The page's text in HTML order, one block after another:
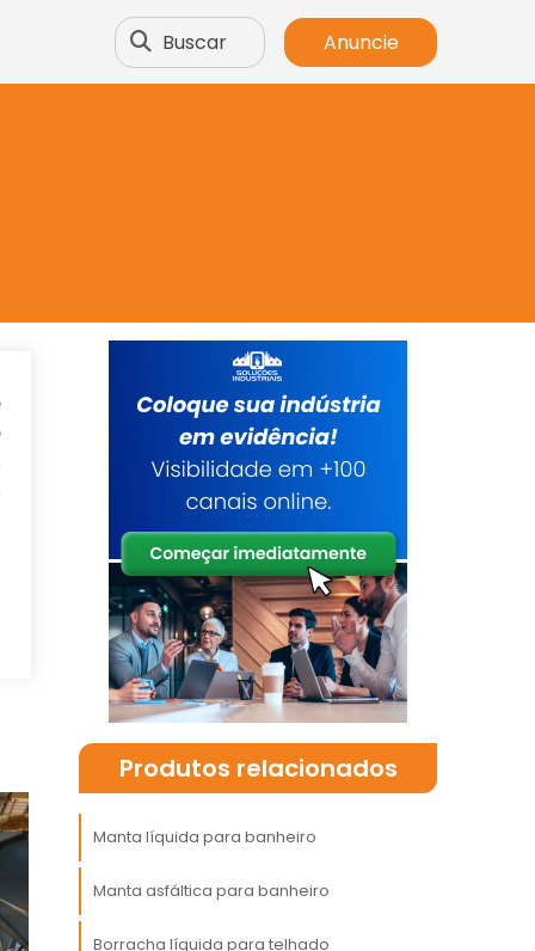
Buscar Anuncie
Produtos relacionados
Manta líquida para banheiro
Manta asfáltica para banheiro
Borracha líquida para telhado